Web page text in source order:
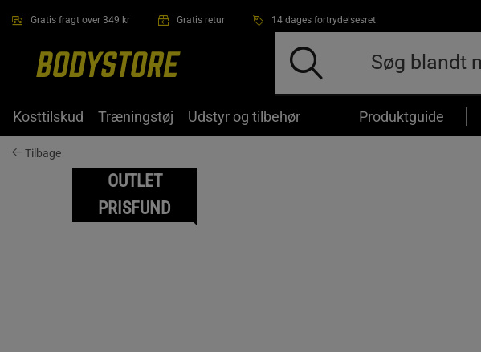
Gratis fragt over 349 kr Gratis retur 14 dages fortrydelsesret
Kosttilskud Træningstøj Udstyr og tilbehør Produktguide
Tilbage
OUTLET
PRISFUND